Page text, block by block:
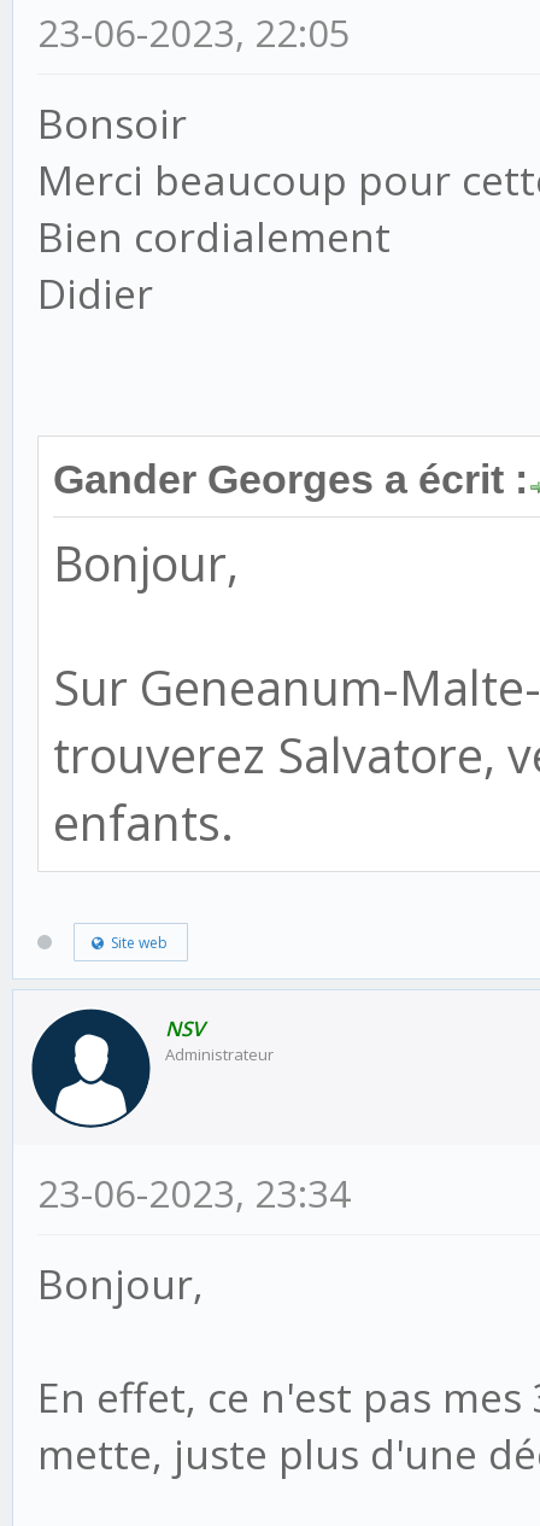
23-06-2023, 22:05
Bonsoir
Merci beaucoup pour
Bien cordialement
Didier
Gander Georges a écrit :
Bonjour,
Sur Geneanum-
trouverez Salvatore,
enfants.
Site web
NSV
Administrateur
23-06-2023, 23:34
Bonjour,
En effet, ce n'est pas
mette, juste plus d'une